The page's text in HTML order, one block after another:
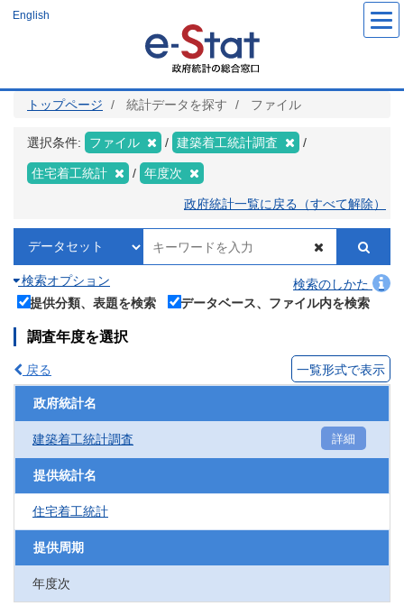
ツ
English
トップページ 統計データを探す ファイル
選択条件: ファイル 建築着工統計調査
住宅着工統計 年度次
政府統計一覧に戻る（すべて解除）
検索オプション
検索のしかた
提供分類、表題を検索
データベース、ファイル内を検索
調査年度を選択
戻る 一覧形式で表示
政府統計名
建築着工統計調査 詳細
提供統計名
住宅着工統計
提供周期
年度次